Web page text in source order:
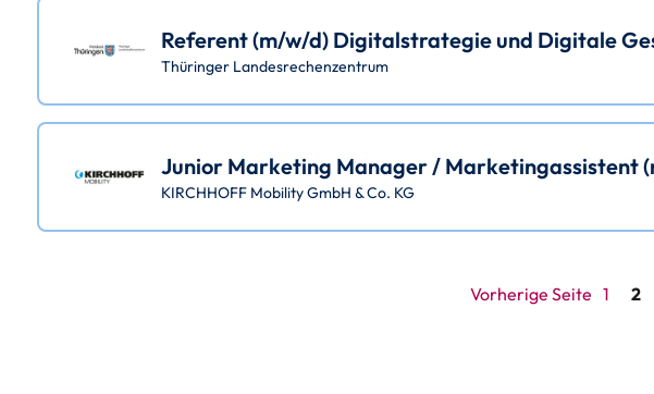
Referent (m/w/d) Digitalstrategie und Digitale
Thüringer Landesrechenzentrum
Junior Marketing Manager / Marketingassistent
KIRCHHOFF Mobility GmbH & Co. KG
Vorherige Seite 1 2